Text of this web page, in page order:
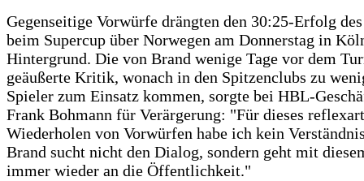
Gegenseitige Vorwürfe drängten den 30:25-Erfolg
beim Supercup über Norwegen am Donnerstag in
Hintergrund. Die von Brand wenige Tage vor dem
geäußerte Kritik, wonach in den Spitzenclubs zu
Spieler zum Einsatz kommen, sorgte bei HBL-
Frank Bohmann für Verärgerung: "Für dieses
Wiederholen von Vorwürfen habe ich kein
Brand sucht nicht den Dialog, sondern geht mit
immer wieder an die Öffentlichkeit."